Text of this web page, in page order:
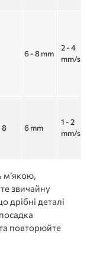
6 - 8 mm
2 - 4
mm/s
8 6 mm
1 - 2
mm/s
м’якою,
звичайну
деталі
повторюйте